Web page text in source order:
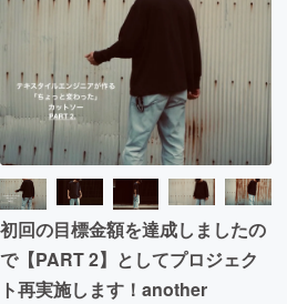
アート・写真
テクノロジー・ガジェット
映像・映画
ビジネス・起業
まちづくり・地域活性化
初回の目標金額を達成しましたの
で【PART 2】としてプロジェク
ト再実施します！another